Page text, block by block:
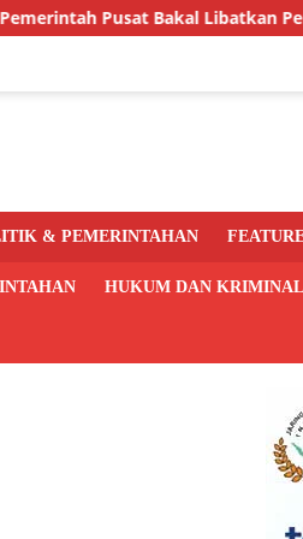
Pusat Bakal Libatkan Pemda
& PEMERINTAHAN
HUKUM DAN KRIMINAL